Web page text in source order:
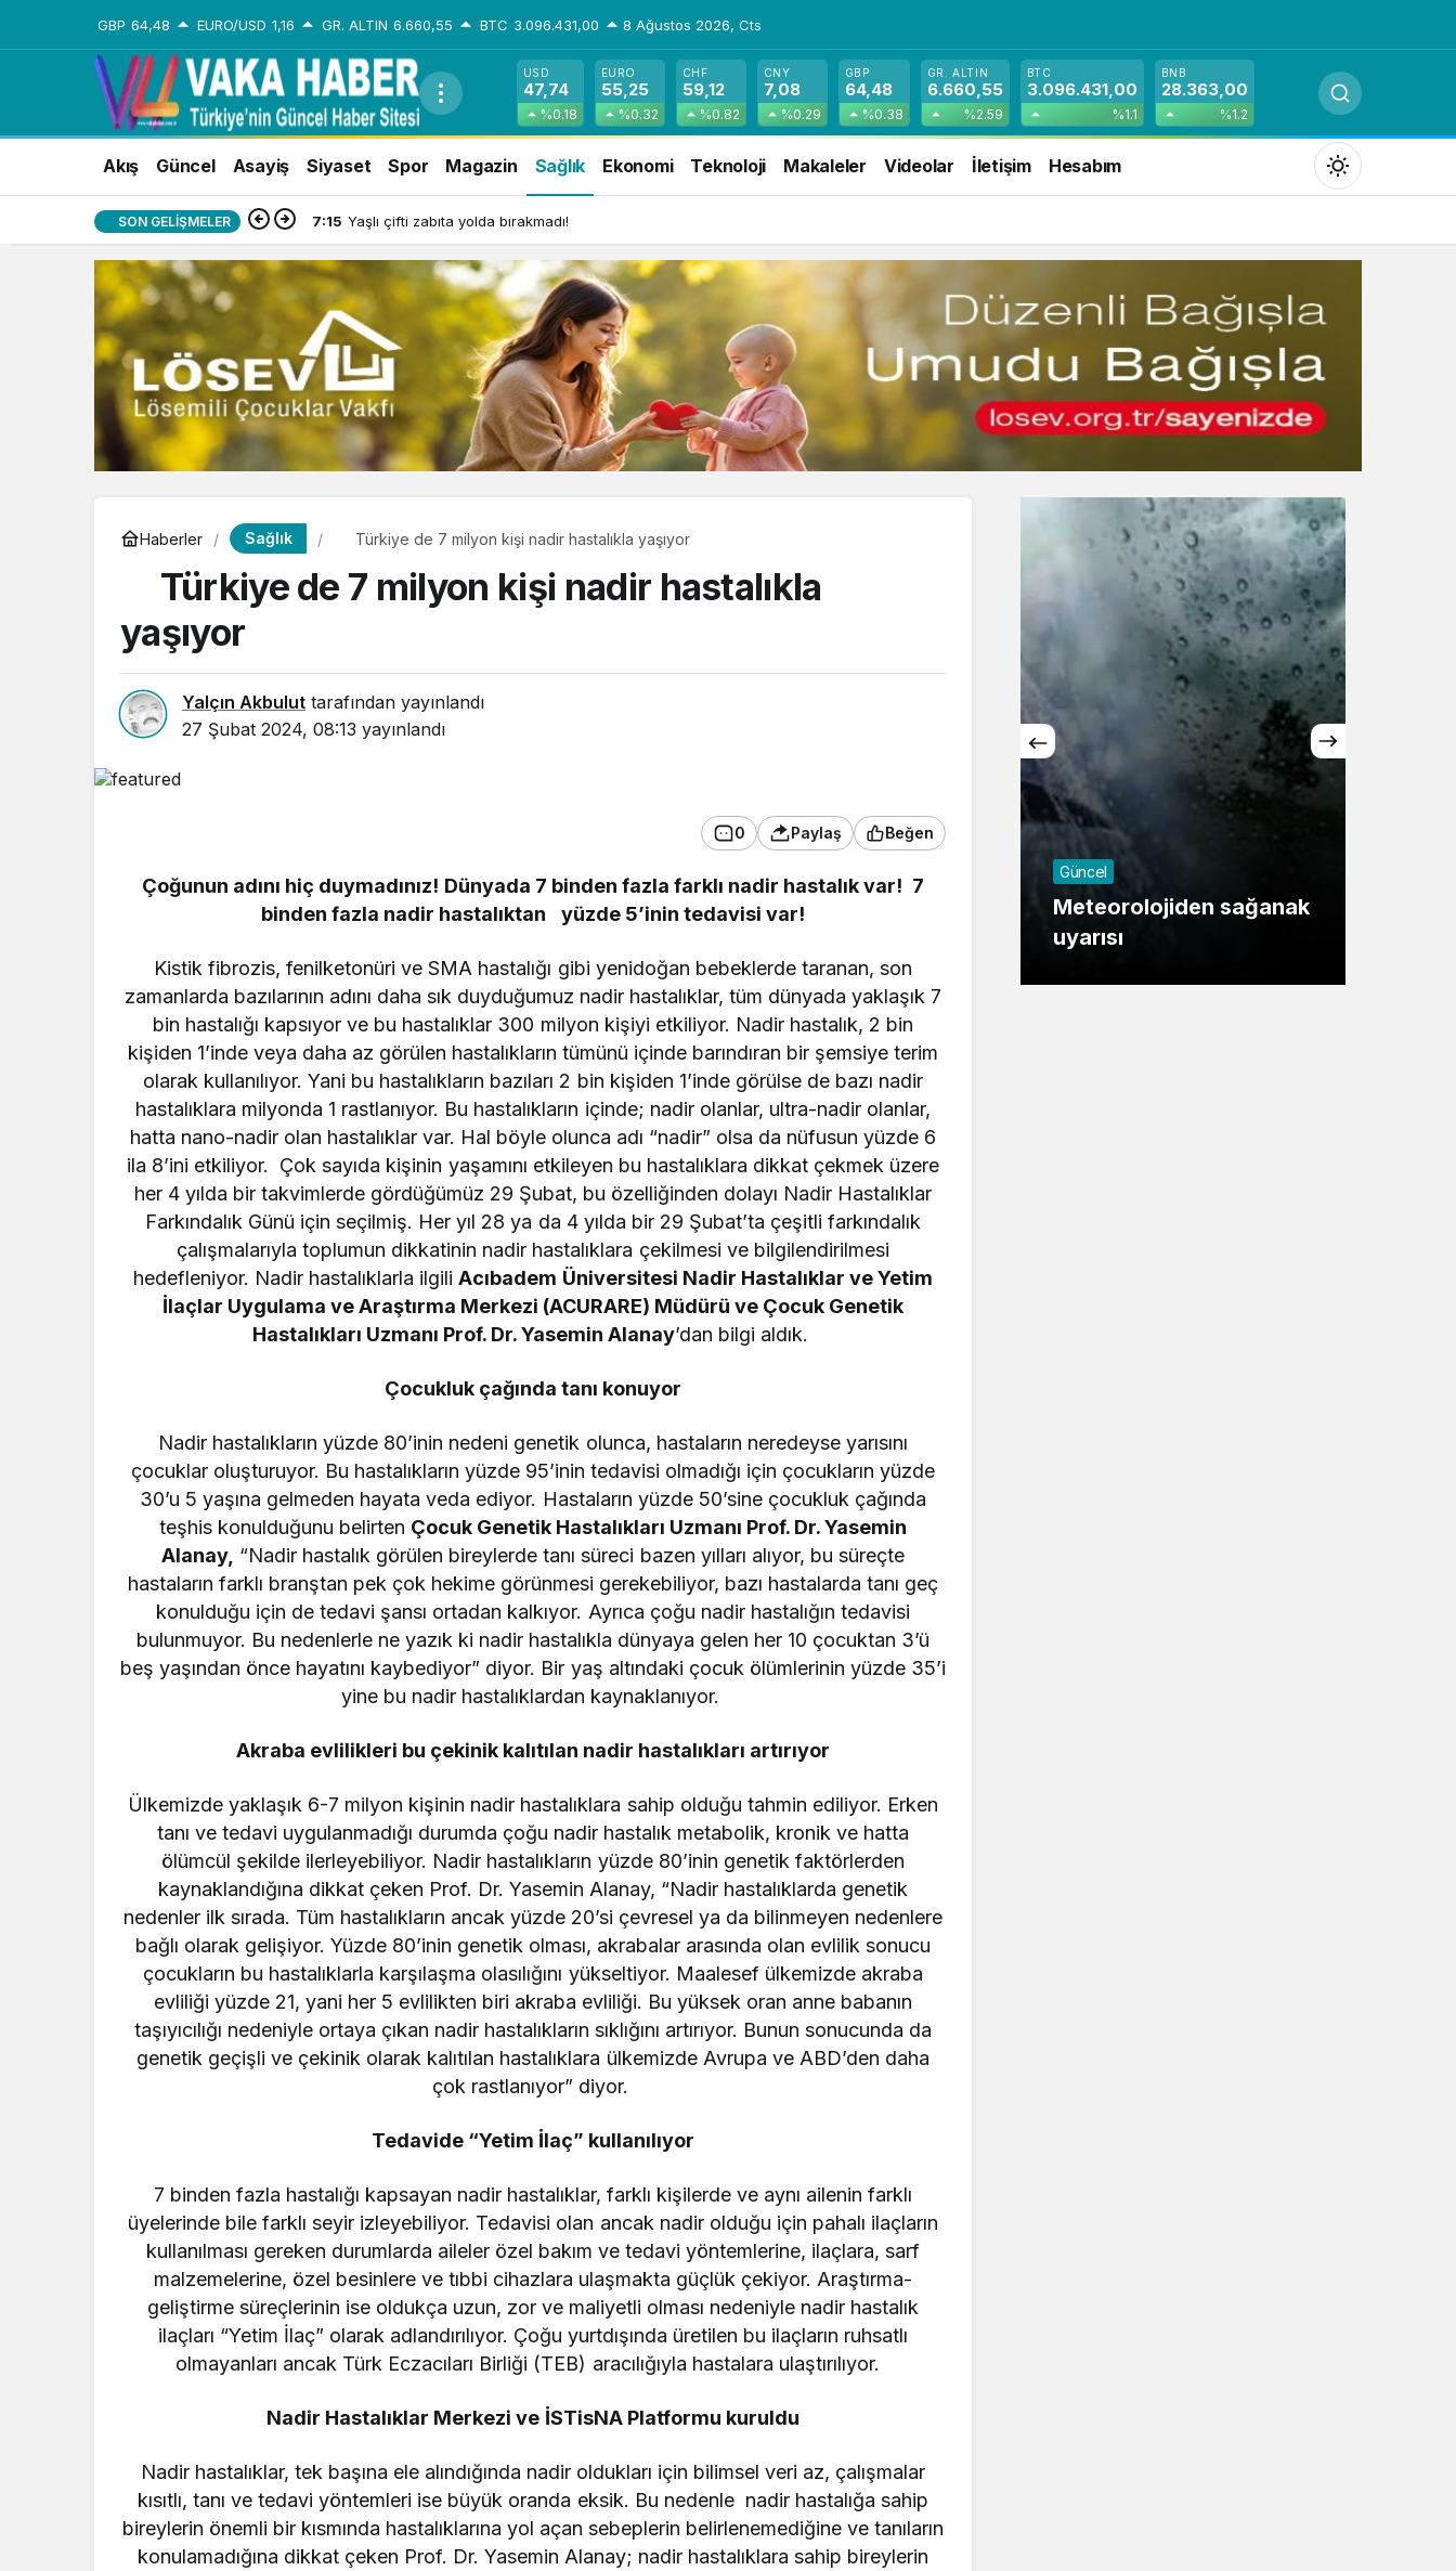
GBP 64,48 EURO/USD 1,16 GR. ALTIN 6.660,55 BTC 3.096.431,00 8 Ağustos 2026, Cts
USD
47,74
%0.18
EURO
55,25
%0.32
CHF
59,12
%0.82
CNY
7,08
%0.29
GBP
64,48
%0.38
GR. ALTIN
6.660,55
%2.59
BTC
3.096.431,00
%1.1
BNB
28.363,00
%1.2
Akış Güncel Asayiş Siyaset Spor Magazin Sağlık Ekonomi Teknoloji Makaleler Videolar İletişim Hesabım
Mod
değiştir
Gündüz modunu seçin.
Gece Modu
Sistem Modu
Sistem modunu seçin.
SON GELIŞMELER 7:15 Yaşlı çifti zabıta yolda bırakmadı!
Haberler Sağlık Türkiye de 7 milyon kişi nadir hastalıkla yaşıyor
Türkiye de 7 milyon kişi nadir hastalıkla
yaşıyor
Yalçın Akbulut tarafından yayınlandı
27 Şubat 2024, 08:13 yayınlandı
0 Paylaş Beğen
Çoğunun adını hiç duymadınız! Dünyada 7 binden fazla farklı nadir hastalık var! 7
binden fazla nadir hastalıktan
yüzde 5’inin tedavisi var!
Kistik fibrozis, fenilketonüri ve SMA hastalığı gibi yenidoğan bebeklerde taranan, son
zamanlarda bazılarının adını daha sık duyduğumuz nadir hastalıklar, tüm dünyada yaklaşık 7
bin hastalığı kapsıyor ve bu hastalıklar 300 milyon kişiyi etkiliyor. Nadir hastalık, 2 bin
kişiden 1’inde veya daha az görülen hastalıkların tümünü içinde barındıran bir şemsiye terim
olarak kullanılıyor. Yani bu hastalıkların bazıları 2 bin kişiden 1’inde görülse de bazı nadir
hastalıklara milyonda 1 rastlanıyor. Bu hastalıkların içinde; nadir olanlar, ultra-nadir olanlar,
hatta nano-nadir olan hastalıklar var. Hal böyle olunca adı “nadir” olsa da nüfusun yüzde 6
ila 8’ini etkiliyor. Çok sayıda kişinin yaşamını etkileyen bu hastalıklara dikkat çekmek üzere
her 4 yılda bir takvimlerde gördüğümüz 29 Şubat, bu özelliğinden dolayı Nadir Hastalıklar
Farkındalık Günü için seçilmiş. Her yıl 28 ya da 4 yılda bir 29 Şubat’ta çeşitli farkındalık
çalışmalarıyla toplumun dikkatinin nadir hastalıklara çekilmesi ve bilgilendirilmesi
hedefleniyor. Nadir hastalıklarla ilgiliAcıbadem Üniversitesi Nadir Hastalıklar ve Yetim
İlaçlar Uygulama ve Araştırma Merkezi (ACURARE) Müdürü ve Çocuk Genetik
Hastalıkları Uzmanı Prof. Dr. Yasemin Alanay’dan bilgi aldık.
Çocukluk çağında tanı konuyor
Nadir hastalıkların yüzde 80’inin nedeni genetik olunca, hastaların neredeyse yarısını
çocuklar oluşturuyor. Bu hastalıkların yüzde 95’inin tedavisi olmadığı için çocukların yüzde
30’u 5 yaşına gelmeden hayata veda ediyor. Hastaların yüzde 50’sine çocukluk çağında
teşhis konulduğunu belirten Çocuk Genetik Hastalıkları Uzmanı Prof. Dr. Yasemin
Alanay, “Nadir hastalık görülen bireylerde tanı süreci bazen yılları alıyor, bu süreçte
hastaların farklı branştan pek çok hekime görünmesi gerekebiliyor, bazı hastalarda tanı geç
konulduğu için de tedavi şansı ortadan kalkıyor. Ayrıca çoğu nadir hastalığın tedavisi
bulunmuyor. Bu nedenlerle ne yazık ki nadir hastalıkla dünyaya gelen her 10 çocuktan 3’ü
beş yaşından önce hayatını kaybediyor” diyor. Bir yaş altındaki çocuk ölümlerinin yüzde 35’i
yine bu nadir hastalıklardan kaynaklanıyor.
Akraba evlilikleri bu çekinik kalıtılan nadir hastalıkları artırıyor
Ülkemizde yaklaşık 6-7 milyon kişinin nadir hastalıklara sahip olduğu tahmin ediliyor. Erken
tanı ve tedavi uygulanmadığı durumda çoğu nadir hastalık metabolik, kronik ve hatta
ölümcül şekilde ilerleyebiliyor. Nadir hastalıkların yüzde 80’inin genetik faktörlerden
kaynaklandığına dikkat çeken Prof. Dr. Yasemin Alanay, “Nadir hastalıklarda genetik
nedenler ilk sırada. Tüm hastalıkların ancak yüzde 20’si çevresel ya da bilinmeyen nedenlere
bağlı olarak gelişiyor. Yüzde 80’inin genetik olması, akrabalar arasında olan evlilik sonucu
çocukların bu hastalıklarla karşılaşma olasılığını yükseltiyor. Maalesef ülkemizde akraba
evliliği yüzde 21, yani her 5 evlilikten biri akraba evliliği. Bu yüksek oran anne babanın
taşıyıcılığı nedeniyle ortaya çıkan nadir hastalıkların sıklığını artırıyor. Bunun sonucunda da
genetik geçişli ve çekinik olarak kalıtılan hastalıklara ülkemizde Avrupa ve ABD’den daha
çok rastlanıyor” diyor.
Tedavide “Yetim İlaç” kullanılıyor
7 binden fazla hastalığı kapsayan nadir hastalıklar, farklı kişilerde ve aynı ailenin farklı
üyelerinde bile farklı seyir izleyebiliyor. Tedavisi olan ancak nadir olduğu için pahalı ilaçların
kullanılması gereken durumlarda aileler özel bakım ve tedavi yöntemlerine, ilaçlara, sarf
malzemelerine, özel besinlere ve tıbbi cihazlara ulaşmakta güçlük çekiyor. Araştırma-
geliştirme süreçlerinin ise oldukça uzun, zor ve maliyetli olması nedeniyle nadir hastalık
ilaçları “Yetim İlaç” olarak adlandırılıyor. Çoğu yurtdışında üretilen bu ilaçların ruhsatlı
olmayanları ancak Türk Eczacıları Birliği (TEB) aracılığıyla hastalara ulaştırılıyor.
Nadir Hastalıklar Merkezi ve İSTisNA Platformu kuruldu
Nadir hastalıklar, tek başına ele alındığında nadir oldukları için bilimsel veri az, çalışmalar
kısıtlı, tanı ve tedavi yöntemleri ise büyük oranda eksik. Bu nedenle nadir hastalığa sahip
bireylerin önemli bir kısmında hastalıklarına yol açan sebeplerin belirlenemediğine ve tanıların
konulamadığına dikkat çeken Prof. Dr. Yasemin Alanay; nadir hastalıklara sahip bireylerin
Yaşlı çifti zabıta yolda
Güncel
Meteorolojiden sağanak
uyarısı